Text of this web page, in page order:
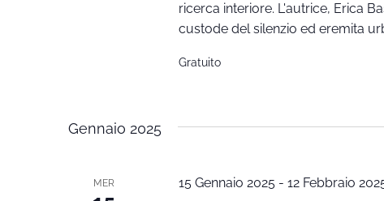
ricerca interiore. L'autrice, Erica
custode del silenzio ed eremita
Gratuito
Gennaio 2025
MER 15 Gennaio 2025- 12 Febbraio